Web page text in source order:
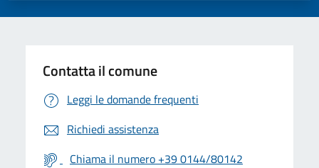
Contatta il comune
Leggi le domande frequenti
Richiedi assistenza
Chiama il numero +39 0144/80142